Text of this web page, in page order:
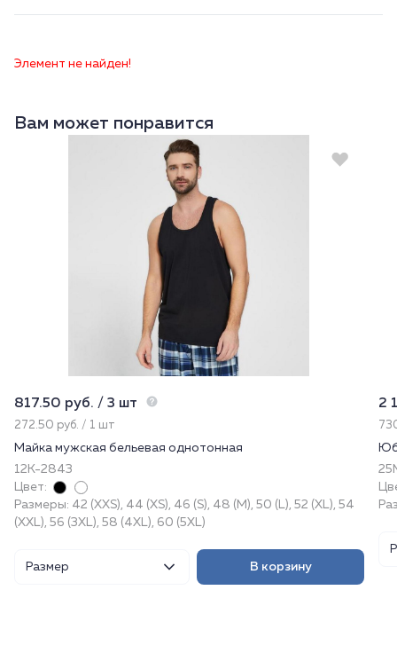
Элемент не найден!
Вам может понравится
817.50 руб. / 3 шт
272.50 руб. / 1 шт
Майка мужская бельевая однотонная
12К-2843
Цвет:
Размеры: 42 (XXS), 44 (XS), 46 (S), 48 (M), 50 (L), 52 (XL), 54
(XXL), 56 (3XL), 58 (4XL), 60 (5XL)
Размер В корзину
2